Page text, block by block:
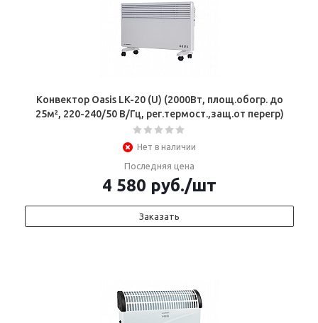
Конвектор Oasis LK-20 (U) (2000Вт, площ.обогр. до
25м², 220-240/50 В/Гц, рег.термост.,защ.от перегр)
Нет в наличии
Последняя цена
4 580 руб./шт
Заказать